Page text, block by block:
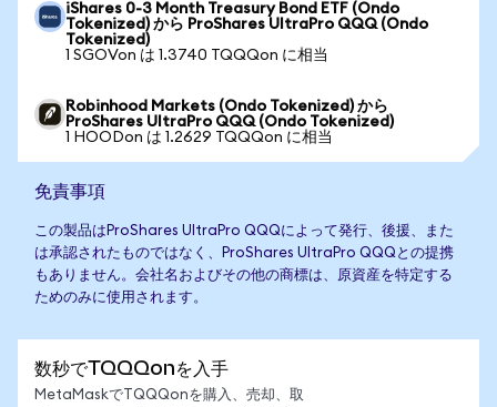
iShares 0-3 Month Treasury Bond ETF (Ondo
Tokenized) から ProShares UltraPro QQQ (Ondo
Tokenized)
1 SGOVon は 1.3740 TQQQon に相当
Robinhood Markets (Ondo Tokenized) から
ProShares UltraPro QQQ (Ondo Tokenized)
1 HOODon は 1.2629 TQQQon に相当
免責事項
この製品はProShares UltraPro QQQによって発行、後援、また
は承認されたものではなく、ProShares UltraPro QQQとの提携
もありません。会社名およびその他の商標は、原資産を特定する
ためのみに使用されます。
数秒でTQQQonを入手
MetaMaskでTQQQonを購入、売却、取